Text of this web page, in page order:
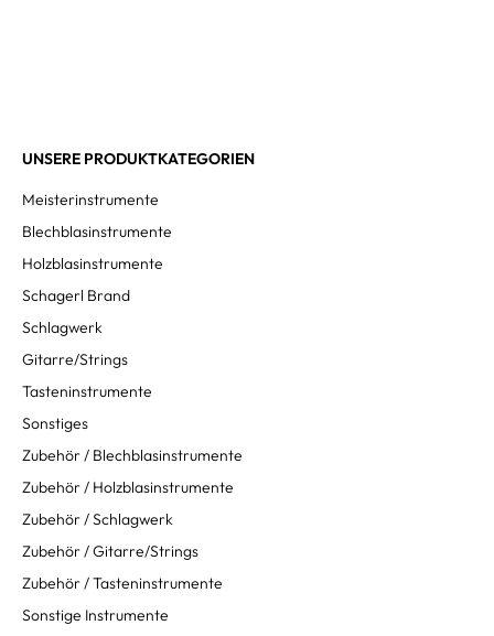
UNSERE PRODUKTKATEGORIEN
Meisterinstrumente
Blechblasinstrumente
Holzblasinstrumente
Schagerl Brand
Schlagwerk
Gitarre/Strings
Tasteninstrumente
Sonstiges
Zubehör / Blechblasinstrumente
Zubehör / Holzblasinstrumente
Zubehör / Schlagwerk
Zubehör / Gitarre/Strings
Zubehör / Tasteninstrumente
Sonstige Instrumente